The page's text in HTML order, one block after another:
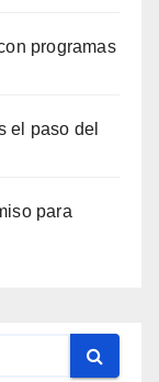
programas
el paso del
para